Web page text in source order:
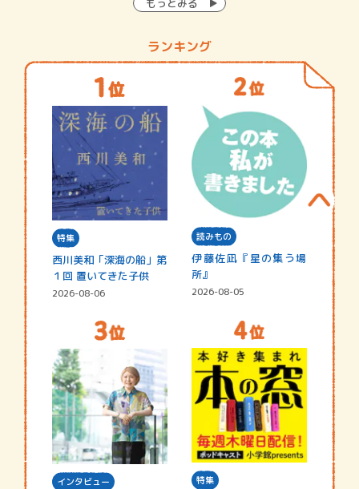
もっとみる
ランキング
特集
西川美和「深海の船」第
１回 置いてきた子供
2026-08-06
読みもの
伊藤佐凪『星の集う場
所』
2026-08-05
インタビュー 特集